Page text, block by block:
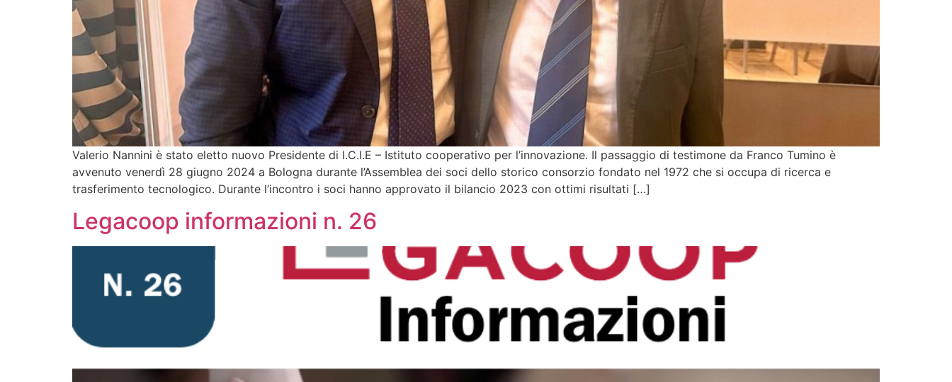
Valerio Nannini è stato eletto nuovo Presidente di I.C.I.E – Istituto cooperativo per l’innovazione. Il passaggio di testimone da Franco Tumino è
avvenuto venerdì 28 giugno 2024 a Bologna durante l’Assemblea dei soci dello storico consorzio fondato nel 1972 che si occupa di ricerca e
trasferimento tecnologico. Durante l’incontro i soci hanno approvato il bilancio 2023 con ottimi risultati […]
Legacoop informazioni n. 26